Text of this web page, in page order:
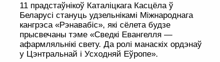
11 прадстаўнікоў Каталіцкага Касцёла ў
Беларусі стануць удзельнікамі Міжнароднага
кангрэса «Рэнавабіс», які сёлета будзе
прысвечаны тэме «Сведкі Евангелля —
афармляльнікі свету. Да ролі манаскіх ордэнаў
у Цэнтральнай і Усходняй Еўропе».